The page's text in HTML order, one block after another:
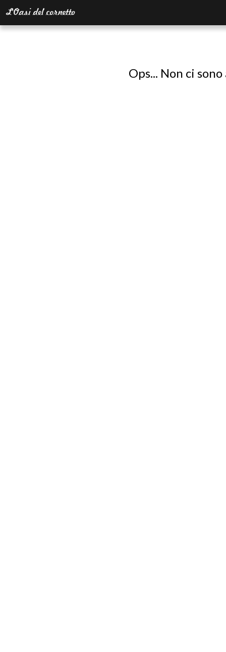
Ops... Non ci